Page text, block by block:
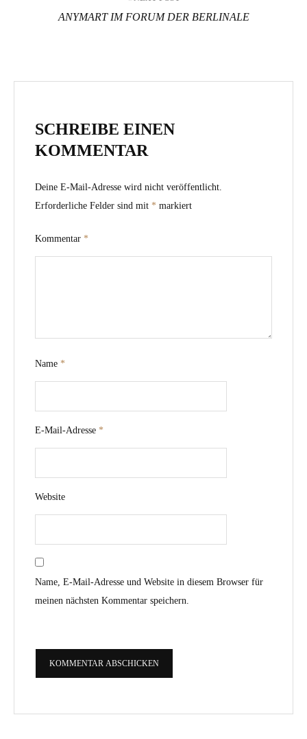
ANYMART IM FORUM DER BERLINALE
SCHREIBE EINEN
KOMMENTAR
Deine E-Mail-Adresse wird nicht veröffentlicht.
Erforderliche Felder sind mit * markiert
Kommentar *
Name *
E-Mail-Adresse *
Website
Name, E-Mail-Adresse und Website in diesem Browser für
meinen nächsten Kommentar speichern.